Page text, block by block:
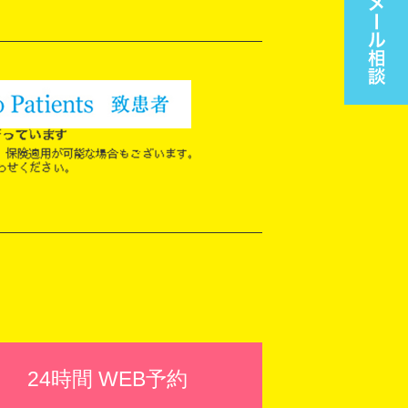
24時間 WEB予約